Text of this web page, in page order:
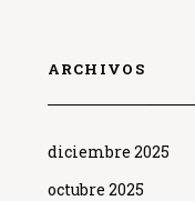
ARCHIVOS
diciembre 2025
octubre 2025